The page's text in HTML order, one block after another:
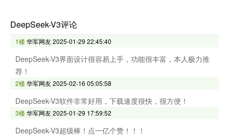
DeepSeek-V3评论
1楼华军网友2025-01-29 22:45:40
DeepSeek-V3界面设计很容易上手，功能很丰富，本人极力推
荐！
2楼华军网友2025-02-16 05:05:58
DeepSeek-V3软件非常好用，下载速度很快，很方便！
3楼华军网友2025-01-29 17:59:52
DeepSeek-V3超级棒！点一亿个赞！！！